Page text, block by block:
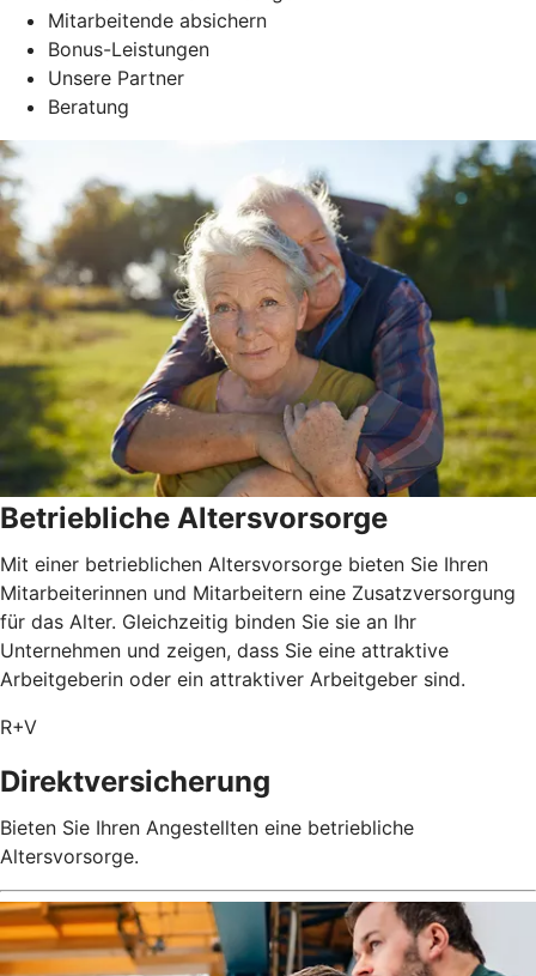
Mitarbeitende absichern
Bonus-Leistungen
Unsere Partner
Beratung
Betriebliche Altersvorsorge
Mit einer betrieblichen Altersvorsorge bieten Sie Ihren
Mitarbeiterinnen und Mitarbeitern eine Zusatzversorgung
für das Alter. Gleichzeitig binden Sie sie an Ihr
Unternehmen und zeigen, dass Sie eine attraktive
Arbeitgeberin oder ein attraktiver Arbeitgeber sind.
R+V
Direktversicherung
Bieten Sie Ihren Angestellten eine betriebliche
Altersvorsorge.